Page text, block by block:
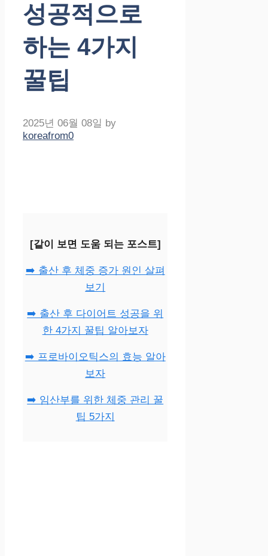
성공적으로
하는 4가지
꿀팁
2025년 06월 08일 by
koreafrom0
[같이 보면 도움 되는 포스트]
➡️ 출산 후 체중 증가 원인 살펴
보기
➡️ 출산 후 다이어트 성공을 위
한 4가지 꿀팁 알아보자
➡️ 프로바이오틱스의 효능 알아
보자
➡️ 임산부를 위한 체중 관리 꿀
팁 5가지